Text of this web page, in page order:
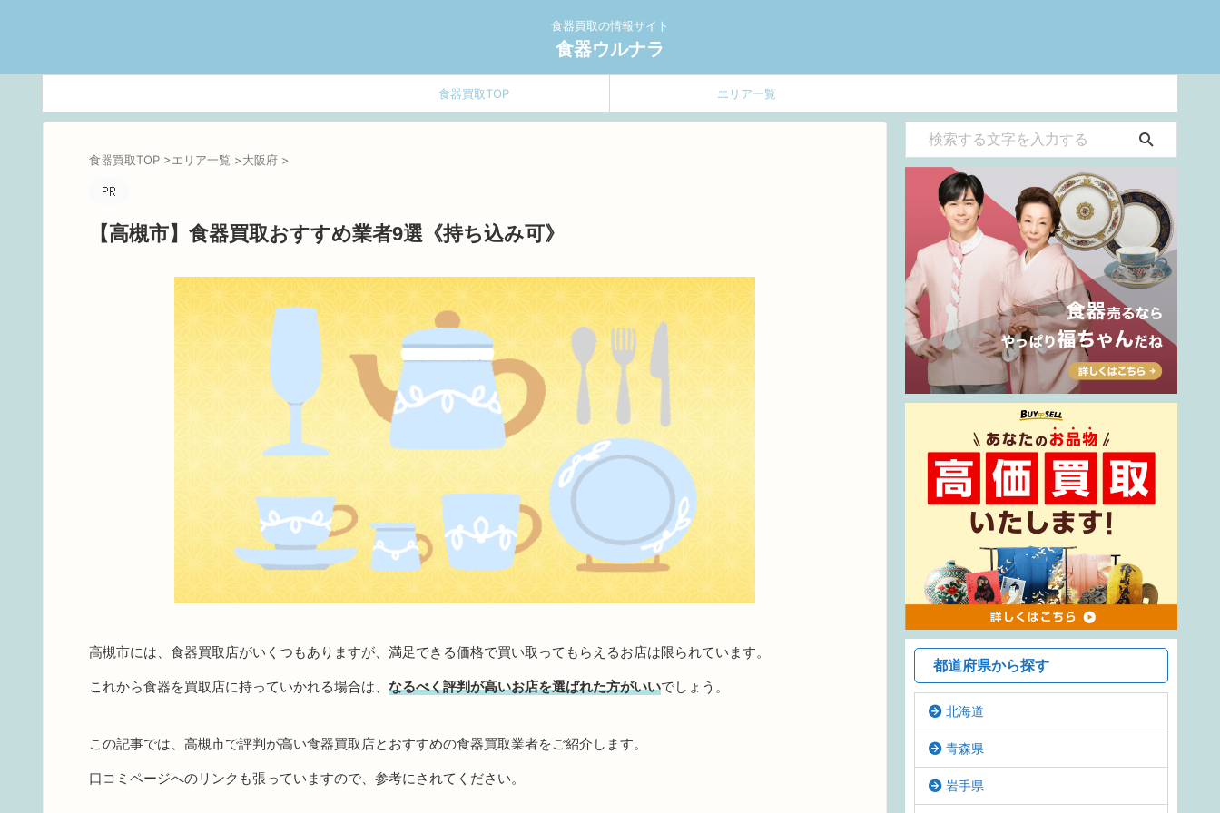
食器買取の情報サイト
食器ウルナラ
食器買取TOP エリア一覧
食器買取TOP >エリア一覧 >大阪府 >
【高槻市】食器買取おすすめ業者9選《持ち込み可》
高槻市には、食器買取店がいくつもありますが、満足できる価格で買い取ってもらえるお店は限られています。
これから食器を買取店に持っていかれる場合は、 なるべく評判が高いお店を選ばれた方がいいでしょう。
この記事では、高槻市で評判が高い食器買取店とおすすめの食器買取業者をご紹介します。
口コミページへのリンクも張っていますので、参考にされてください。
都道府県から探す
北海道
青森県
岩手県